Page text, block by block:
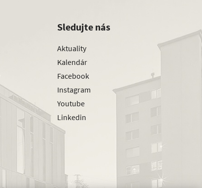
Sledujte nás
Aktuality
Kalendár
Facebook
Instagram
Youtube
Linkedin